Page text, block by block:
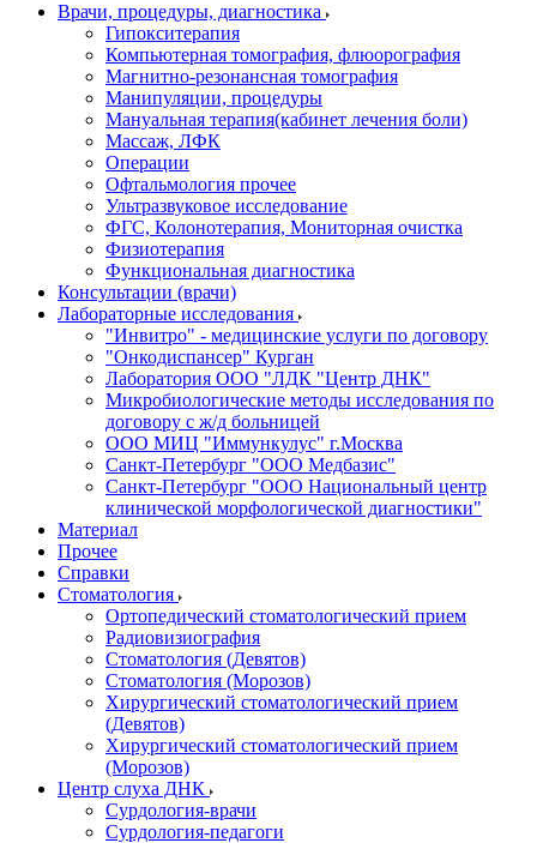
Врачи, процедуры, диагностика
Гипокситерапия
Компьютерная томография, флюорография
Магнитно-резонансная томография
Манипуляции, процедуры
Мануальная терапия(кабинет лечения боли)
Массаж, ЛФК
Операции
Офтальмология прочее
Ультразвуковое исследование
ФГС, Колонотерапия, Мониторная очистка
Физиотерапия
Функциональная диагностика
Консультации (врачи)
Лабораторные исследования
"Инвитро" - медицинские услуги по договору
"Онкодиспансер" Курган
Лаборатория ООО "ЛДК "Центр ДНК"
Микробиологические методы исследования по
договору с ж/д больницей
ООО МИЦ "Иммункулус" г.Москва
Санкт-Петербург "ООО Медбазис"
Санкт-Петербург "ООО Национальный центр
клинической морфологической диагностики"
Материал
Прочее
Справки
Стоматология
Ортопедический стоматологический прием
Радиовизиография
Стоматология (Девятов)
Стоматология (Морозов)
Хирургический стоматологический прием
(Девятов)
Хирургический стоматологический прием
(Морозов)
Центр слуха ДНК
Сурдология-врачи
Сурдология-педагоги